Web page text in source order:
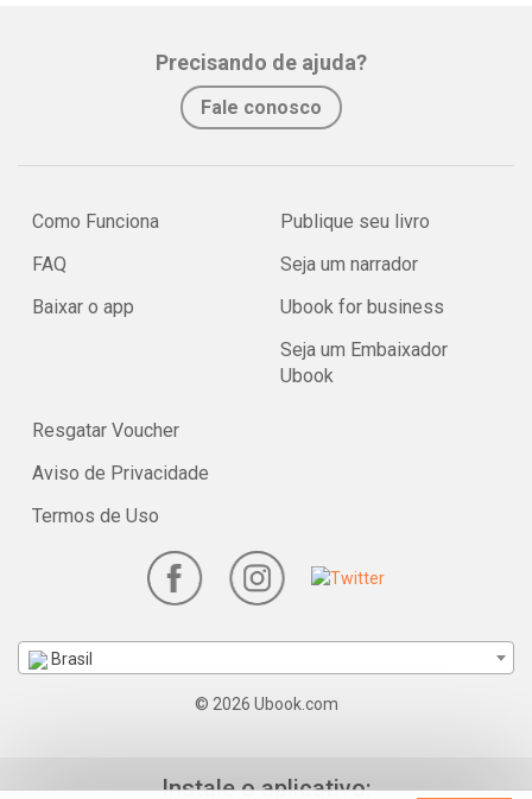
Precisando de ajuda?
Fale conosco
Como Funciona
FAQ
Baixar o app
Publique seu livro
Seja um narrador
Ubook for business
Seja um Embaixador
Ubook
Resgatar Voucher
Aviso de Privacidade
Termos de Uso
Brasil
© 2026 Ubook.com
Instale o aplicativo: